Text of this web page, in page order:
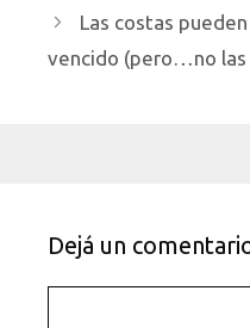
Las costas
vencido (pero…no las
Dejá un